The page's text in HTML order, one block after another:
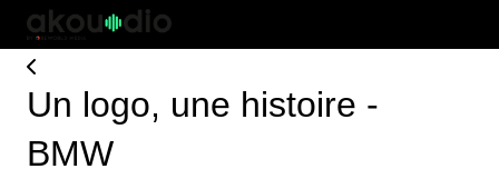
Un logo, une histoire -
BMW